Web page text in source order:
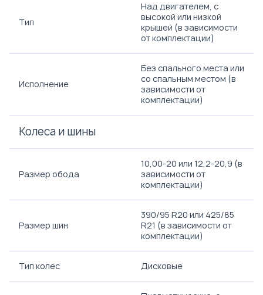
Тип
Над двигателем, с
высокой или низкой
крышей (в зависимости
от комплектации)
Исполнение
Без спального места или
со спальным местом (в
зависимости от
комплектации)
Колеса и шины
Размер обода
10,00-20 или 12,2-20,9 (в
зависимости от
комплектации)
Размер шин
390/95 R20 или 425/85
R21 (в зависимости от
комплектации)
Тип колес Дисковые